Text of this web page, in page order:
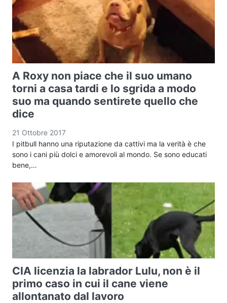
A Roxy non piace che il suo umano
torni a casa tardi e lo sgrida a modo
suo ma quando sentirete quello che
dice
21 Ottobre 2017
I pitbull hanno una riputazione da cattivi ma la verità è che
sono i cani più dolci e amorevoli al mondo. Se sono educati
bene,…
CIA licenzia la labrador Lulu, non è il
primo caso in cui il cane viene
allontanato dal lavoro